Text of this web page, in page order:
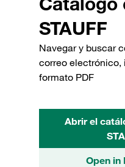
STAUFF
Navegar y buscar
correo electrónico,
formato PDF
Abrir el
Open in